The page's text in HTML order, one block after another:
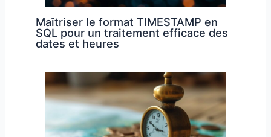
Maîtriser le format TIMESTAMP en
SQL pour un traitement efficace des
dates et heures